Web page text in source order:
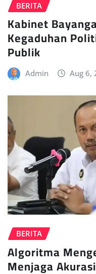
BERITA
Kabinet
Kegaduhan
Publik
Admin Aug 6,
BERITA
Algoritma
Menjaga